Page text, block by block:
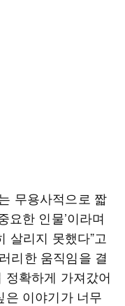
무용사적으로 짧
요한 인물’이라며
살리지 못했다”고
리한 움직임을 결
확하게 가져갔어
은 이야기가 너무